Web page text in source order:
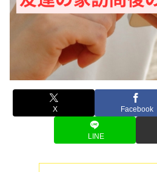
X Facebook
LINE